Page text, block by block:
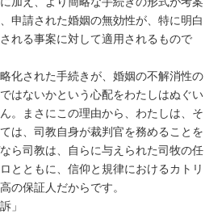
申請された婚姻の無効性が、特に明白
れる事案に対して適用されるもので
化された手続きが、婚姻の不解消性の
はないかという心配をわたしはぬぐい
。まさにこの理由から、わたしは、そ
は、司教自身が裁判官を務めることを
ら司教は、自らに与えられた司牧の任
とともに、信仰と規律におけるカトリ
の保証人だからです。
」